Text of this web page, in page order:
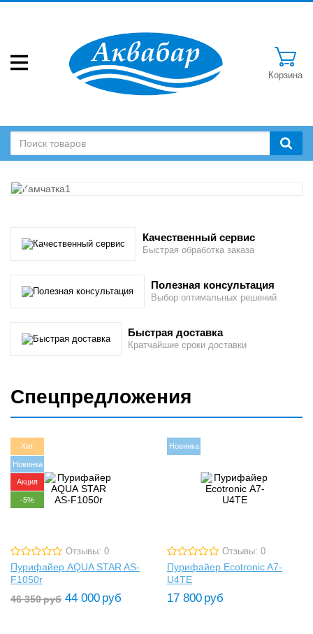
Корзина
ЗАПРОСУ!!!
Качественный сервис
Быстрая обработка заказа
Полезная консультация
Выбор оптимальных решений
Быстрая доставка
Кратчайшие сроки доставки
Спецпредложения
Хит
Новинка
Акция
-5%
Отзывы: 0
Пурифайер AQUA STAR AS-
F1050r
46 350руб 44 000 руб
Новинка
Отзывы: 0
Пурифайер Ecotronic A7-
U4TE
17 800 руб